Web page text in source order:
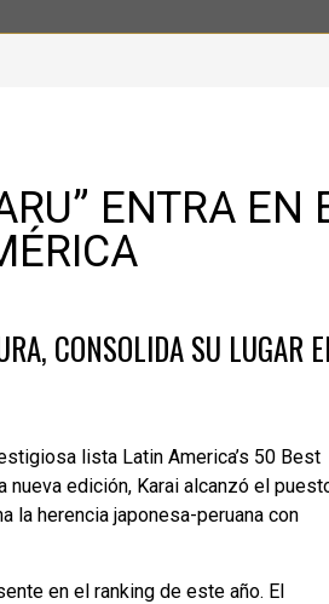
ENTRA EN
CONSOLIDA SU LUGAR
lista Latin America’s 50 Best
edición, Karai alcanzó el
la herencia japonesa-peruana con
en el ranking de este año. El